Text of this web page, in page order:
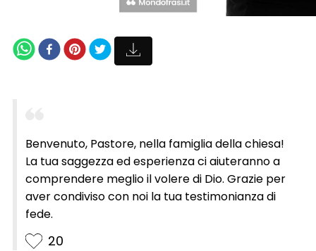
Benvenuto, Pastore, nella famiglia della chiesa!
La tua saggezza ed esperienza ci aiuteranno a
comprendere meglio il volere di Dio. Grazie per
aver condiviso con noi la tua testimonianza di
fede.
20